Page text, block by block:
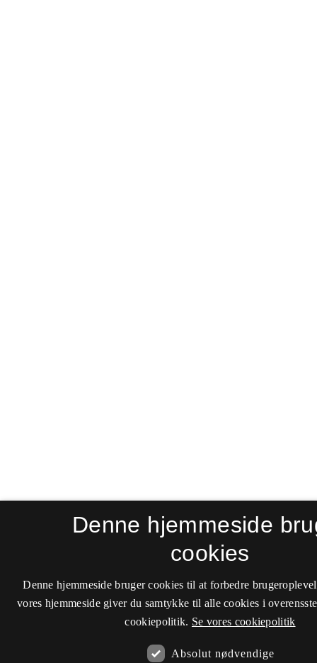
Denne hjemmeside
cookies
Denne hjemmeside bruger cookies til at forbedre
vores hjemmeside giver du samtykke til alle cookies i
cookiepolitik. Se vores cookiepolitik
Absolut nødvendige